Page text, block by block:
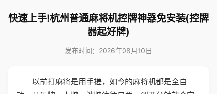
快速上手!杭州普通麻将机控牌神器免安装(控牌
器起好牌)
发布时间：2026年08月10日
以前打麻将是用手搓，如今的麻将机都是全自